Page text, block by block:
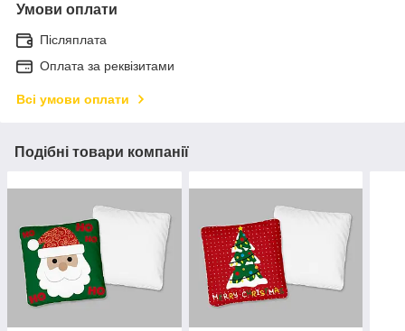
Умови оплати
Післяплата
Оплата за реквізитами
Всі умови оплати
Подібні товари компанії